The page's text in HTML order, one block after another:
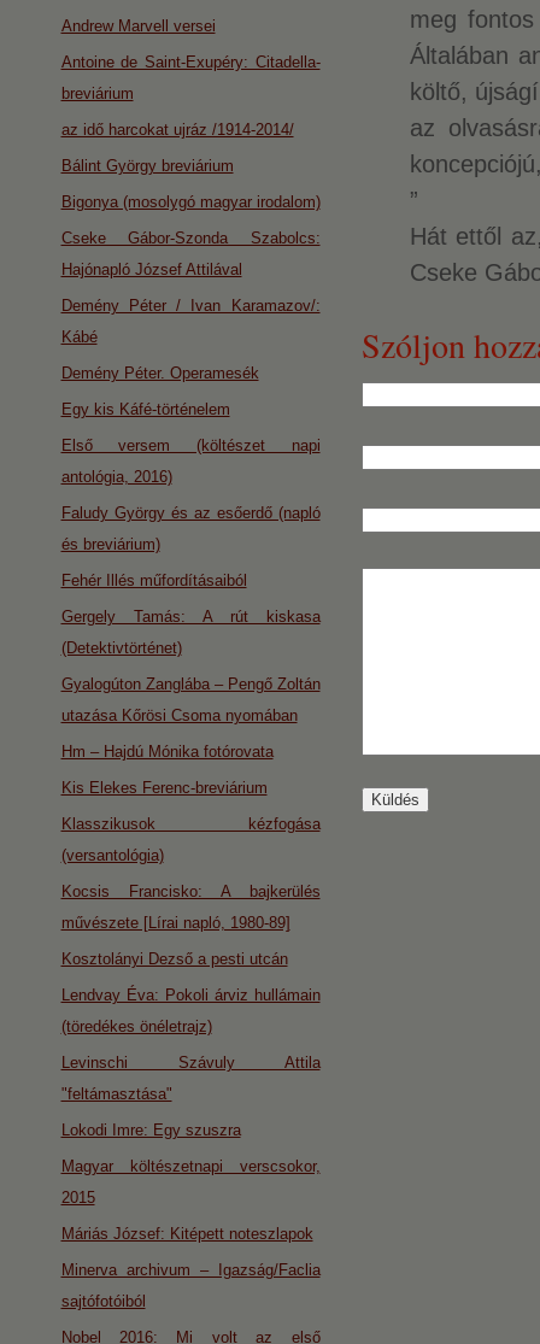
meg
Általában
költő,
az
”
Hát ettől
Cseke
Szóljon
Andrew Marvell versei
Antoine de Saint-Exupéry: Citadella-
breviárium
az idő harcokat ujráz /1914-2014/
Bálint György breviárium
Bigonya (mosolygó magyar irodalom)
Cseke Gábor-Szonda Szabolcs:
Hajónapló József Attilával
Demény Péter / Ivan Karamazov/:
Kábé
Demény Péter. Operamesék
Egy kis Káfé-történelem
Első versem (költészet napi
antológia, 2016)
Faludy György és az esőerdő (napló
és breviárium)
Fehér Illés műfordításaiból
Gergely Tamás: A rút kiskasa
(Detektivtörténet)
Gyalogúton Zanglába – Pengő Zoltán
utazása Kőrösi Csoma nyomában
Hm – Hajdú Mónika fotórovata
Kis Elekes Ferenc-breviárium
Klasszikusok kézfogása
(versantológia)
Kocsis Francisko: A bajkerülés
művészete [Lírai napló, 1980-89]
Kosztolányi Dezső a pesti utcán
Lendvay Éva: Pokoli árviz hullámain
(töredékes önéletrajz)
Levinschi Szávuly Attila
"feltámasztása"
Lokodi Imre: Egy szuszra
Magyar költészetnapi verscsokor,
2015
Máriás József: Kitépett noteszlapok
Minerva archivum – Igazság/Faclia
sajtófotóiból
Nobel 2016: Mi volt az első